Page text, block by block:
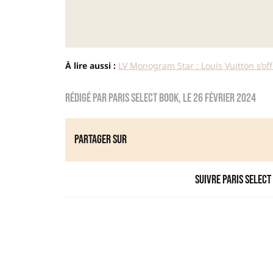
À lire aussi : LV Monogram Star : Louis Vuitton
Rédigé parParis Select Book, le26 février 2024
Partager sur
Suivre Paris